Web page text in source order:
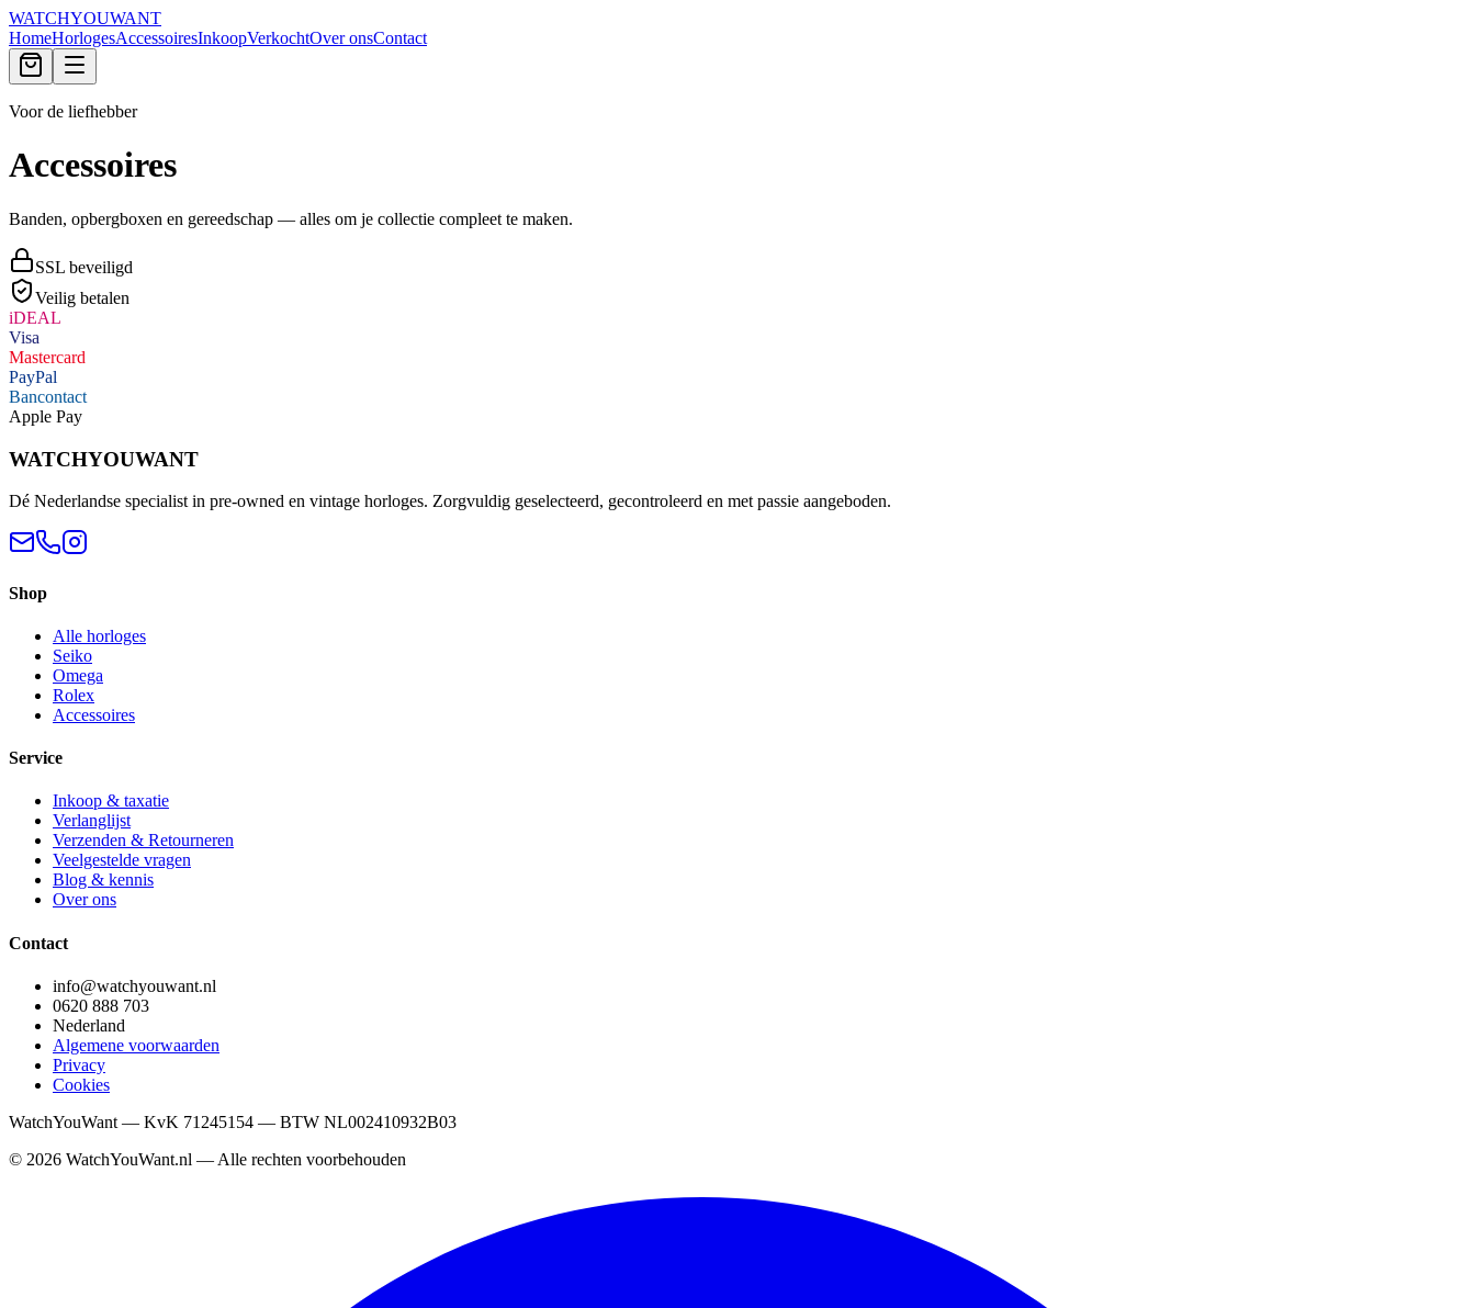
WATCHYOUWANT
HomeHorlogesAccessoiresInkoopVerkochtOver onsContact
Voor de liefhebber
Accessoires
Banden, opbergboxen en gereedschap — alles om je collectie compleet te maken.
SSL beveiligd
Veilig betalen
iDEAL
Visa
Mastercard
PayPal
Bancontact
Apple Pay
WATCHYOUWANT
Dé Nederlandse specialist in pre-owned en vintage horloges. Zorgvuldig geselecteerd, gecontroleerd en met passie aangeboden.
Shop
Alle horloges
Seiko
Omega
Rolex
Accessoires
Service
Inkoop & taxatie
Verlanglijst
Verzenden & Retourneren
Veelgestelde vragen
Blog & kennis
Over ons
Contact
info@watchyouwant.nl
0620 888 703
Nederland
Algemene voorwaarden
Privacy
Cookies
WatchYouWant — KvK 71245154 — BTW NL002410932B03
© 2026 WatchYouWant.nl — Alle rechten voorbehouden